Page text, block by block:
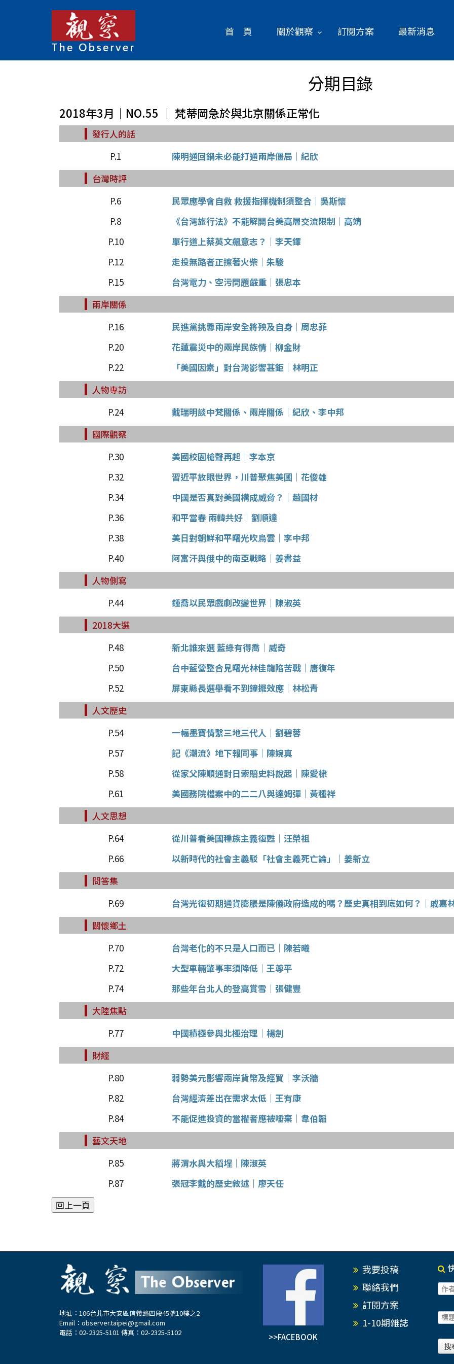
首 頁 關於觀察 訂閱方案 最新消息
分期目錄
2018年3月｜NO.55 │ 梵蒂岡急於與北京關係正常化
發行人的話
P.1
陳明通回鍋未必能打通兩岸僵局｜紀欣
台灣時評
P.6
民眾應學會自救 救援指揮機制須整合｜吳斯懷
P.8
《台灣旅行法》不能解開台美高層交流限制｜高靖
P.10
單行道上蔡英文飆意志？｜李天鐸
P.12
走投無路者正擦著火柴｜朱駿
P.15
台灣電力、空污問題嚴重｜張忠本
兩岸關係
P.16
民進黨挑釁兩岸安全將殃及自身｜周忠菲
P.20
花蓮震災中的兩岸民族情｜柳金財
P.22
「美國因素」對台灣影響甚鉅｜林明正
人物專訪
P.24
戴瑞明談中梵關係、兩岸關係｜紀欣、李中邦
國際觀察
P.30
美國校園槍聲再起｜李本京
P.32
習近平放眼世界，川普聚焦美國｜花俊雄
P.34
中國是否真對美國構成威脅？｜趙國材
P.36
和平當春 兩韓共好｜劉順達
P.38
美日對朝鮮和平曙光吹烏雲｜李中邦
P.40
阿富汗與俄中的南亞戰略｜姜書益
人物側寫
P.44
鍾喬以民眾戲劇改變世界｜陳淑英
2018大選
P.48
新北誰來選 藍綠有得喬｜威奇
P.50
台中藍營整合見曙光林佳龍陷苦戰｜唐復年
P.52
屏東縣長選舉看不到鐘擺效應｜林松青
人文歷史
P.54
一幅墨寶情繫三地三代人｜劉碧蓉
P.57
記《潮流》地下報同事｜陳婉真
P.58
從家父陳順通對日索賠史料說起｜陳愛棣
P.61
美國務院檔案中的二二八與達姆彈｜黃種祥
人文思想
P.64
從川普看美國種族主義復甦｜汪榮祖
P.66
以新時代的社會主義駁「社會主義死亡論」｜姜新立
問答集
P.69
台灣光復初期通貨膨脹是陳儀政府造成的嗎？歷史真相到底如何？｜戚嘉
關懷鄉土
P.70
台灣老化的不只是人口而已｜陳若曦
P.72
大型車輛肇事率須降低｜王尊平
P.74
那些年台北人的登高賞雪｜張健豐
大陸焦點
P.77
中國積極參與北極治理｜楊劍
財經
P.80
弱勢美元影響兩岸貨幣及經貿｜李沃牆
P.82
台灣經濟差出在需求太低｜王有康
P.84
不能促進投資的當權者應被唾棄｜韋伯韜
藝文天地
P.85
蔣渭水與大稻埕｜陳淑英
P.87
張冠李戴的歷史敘述｜廖天任
地址：106台北市大安區信義路四段45號10樓之2
Email： observer.taipei@gmail.com
電話：02-2325-5101 傳真：02-2325-5102
>>FACEBOOK
我要投稿
聯絡我們
訂閱方案
1-10期雜誌